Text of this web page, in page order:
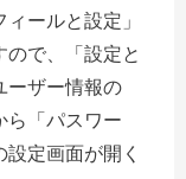
ールと設定」
で、「設定と
ーザー情報の
ら「パスワー
定画面が開く